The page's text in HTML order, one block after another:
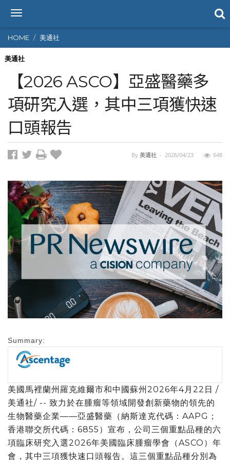
T
g
g
l
a
v
i
g
a
t
HOME 美通社
美通社
【2026 ASCO】亞盛醫藥多
項研究入選，其中三項獲快速
口頭報告
By 美通社 - 2026/04/23 648
Summary:
美國馬裡蘭州羅克維爾市和中國蘇州 2026年4月22日 /
美通社/ -- 致力於在腫瘤等領域開發創新藥物的領先的
生物醫藥企業——亞盛醫藥（納斯達克代碼：AAPG；
香港聯交所代碼：6855）宣布，公司三個重點品種的六
項臨床研究入選2026年美國臨床腫瘤學會（ASCO）年
會，其中三項獲快速口頭報告。這三個重點品種分別為